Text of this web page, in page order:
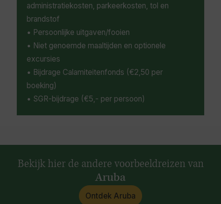
administratiekosten, parkeerkosten, tol en
brandstof
• Persoonlijke uitgaven/fooien
• Niet genoemde maaltijden en optionele
excursies
• Bijdrage Calamiteitenfonds (€2,50 per
boeking)
• SGR-bijdrage (€5,- per persoon)
Bekijk hier de andere voorbeeldreizen van
Aruba
Ontdek Aruba